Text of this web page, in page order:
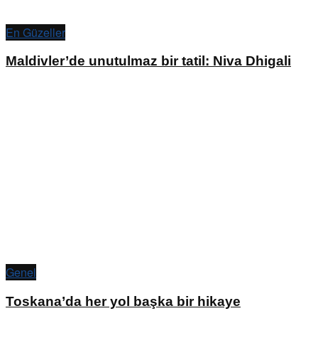
En Güzeller
Maldivler’de unutulmaz bir tatil: Niva Dhigali
Genel
Toskana’da her yol başka bir hikaye